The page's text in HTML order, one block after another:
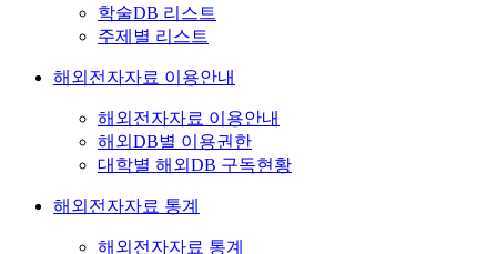
학술DB 리스트
주제별 리스트
해외전자자료 이용안내
해외전자자료 이용안내
해외DB별 이용권한
대학별 해외DB 구독현황
해외전자자료 통계
해외전자자료 통계